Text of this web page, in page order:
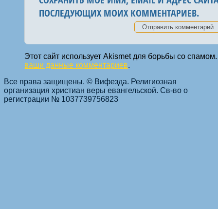
ПОСЛЕДУЮЩИХ МОИХ КОММЕНТАРИЕВ.
Этот сайт использует Akismet для борьбы со
ваши данные комментариев.
Все права защищены. © Вифезда. Религиозная
организация христиан веры евангельской. Св-во о
регистрации № 1037739756823